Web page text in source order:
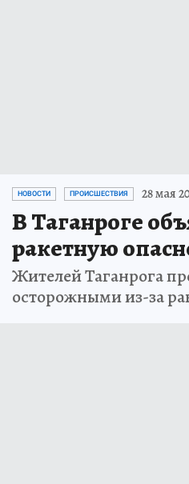
НОВОСТИ ПРОИСШЕСТВИЯ 28 мая
В Таганроге
ракетную
Жителей Таганрога
осторожными из-за